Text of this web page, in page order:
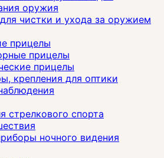
оружия
чистки и ухода за оружием
прицелы
прицелы
прицелы
крепления для оптики
стрелкового спорта
ночного видения